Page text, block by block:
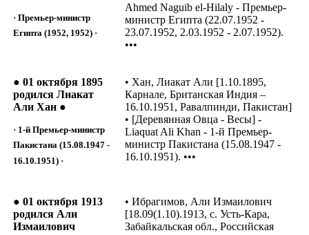
· Премьер-министр
Египта (1952, 1952) ·
Ahmed Naguib el-Hilaly - Премьер-
министр Египта (22.07.1952 -
23.07.1952, 2.03.1952 - 2.07.1952).
•••
● 01 октября 1895
родился Лиакат
Али Хан ●
· 1-й Премьер-министр
Пакистана (15.08.1947 -
16.10.1951) ·
• Хан, Лиакат Али [1.10.1895,
Карнале, Британская Индия –
16.10.1951, Равалпинди, Пакистан]
• [Деревянная Овца - Весы] -
Liaquat Ali Khan - 1-й Премьер-
министр Пакистана (15.08.1947 -
16.10.1951). •••
● 01 октября 1913
родился Али
Измаилович
• Ибрагимов, Али Измаилович
[18.09(1.10).1913, с. Усть-Кара,
Забайкальская обл., Российская